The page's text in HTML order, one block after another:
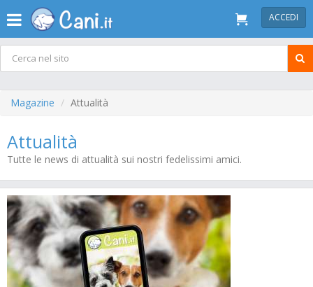
ACCEDI
Magazine Attualità
Attualità
Tutte le news di attualità sui nostri fedelissimi amici.